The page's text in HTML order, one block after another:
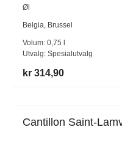
Øl
Belgia, Brussel
Volum:0,75
Utvalg:Spesialutvalg
kr 314,90
Cantillon Saint-